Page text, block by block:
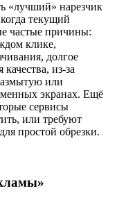
«лучший» нарезчик
текущий
частые причины:
клике,
долгое
из-за
или
экранах. Ещё
сервисы
или требуют
простой обрезки.